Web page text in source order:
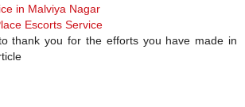
in Malviya Nagar
Escorts Service
thank you for the efforts you have made in